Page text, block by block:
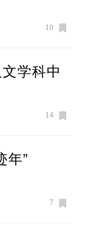
10
学科中
14
年”
7